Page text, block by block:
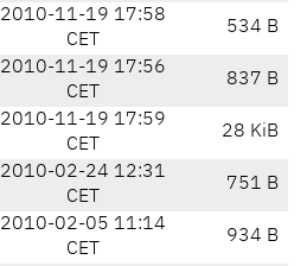
2010-11-19 17:58
CET
534 B
2010-11-19 17:56
CET
837 B
2010-11-19 17:59
CET
28 KiB
2010-02-24 12:31
CET
751 B
2010-02-05 11:14
CET
934 B